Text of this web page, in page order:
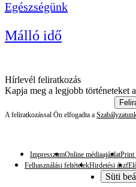
Egészségünk
Málló idő
Hírlevél feliratkozás
Kapja meg a legjobb történeteket
A feliratkozással Ön elfogadta a
ImpresszumOnline médiaajánlatPrint
Felhasználási feltételekHirdetési ászf
Süti